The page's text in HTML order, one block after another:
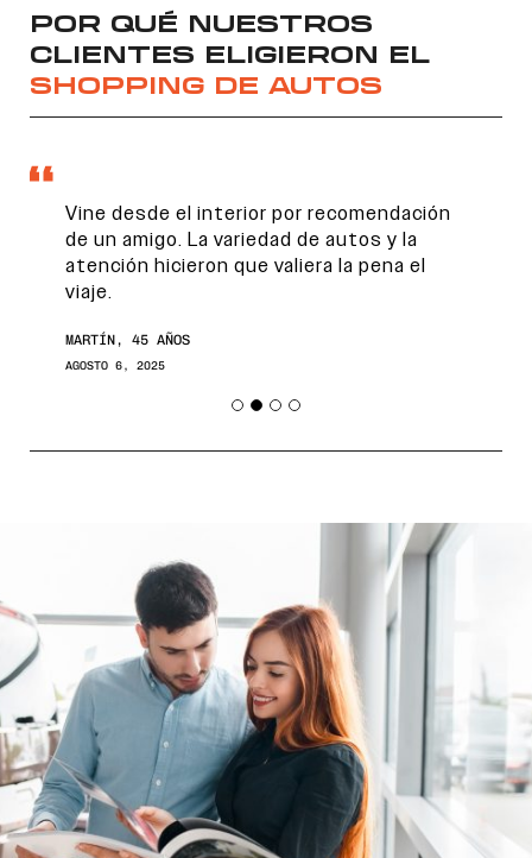
POR QUÉ NUESTROS
CLIENTES ELIGIERON EL
SHOPPING DE AUTOS
Vine desde el interior por recomendación
de un amigo. La variedad de autos y la
atención hicieron que valiera la pena el
viaje.
MARTÍN, 45 AÑOS
AGOSTO 6, 2025